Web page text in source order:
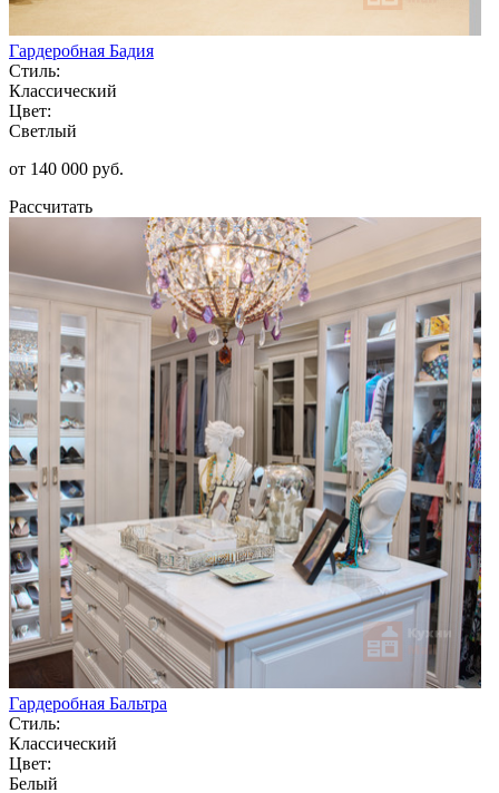
Гардеробная Бадия
Стиль:
Классический
Цвет:
Светлый
от 140 000 руб.
Рассчитать
Гардеробная Бальтра
Стиль:
Классический
Цвет:
Белый